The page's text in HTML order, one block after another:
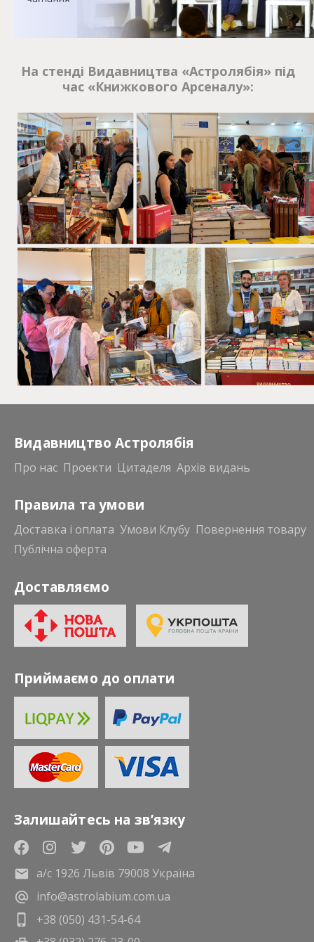
На стенді Видавництва «Астролябія» під
час «Книжкового Арсеналу»:
Видавництво Астролябія
Про нас Проекти Цитаделя Архів видань
Правила та умови
Доставка і оплата Умови Клубу Повернення товару
Публічна оферта
Доставляємо
Приймаємо до оплати
Залишайтесь на зв’язку
а/с 1926 Львів 79008 Україна
info@astrolabium.com.ua
+38 (050) 431-54-64